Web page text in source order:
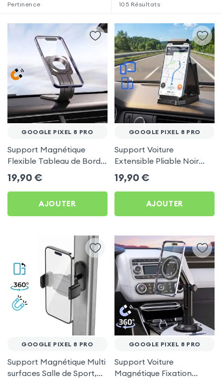
Pertinence 105 Résultats
GOOGLE PIXEL 8 PRO
Support Magnétique
Flexible Tableau de Bord
et Écran central pour
Google Pixel 8 Pro
19,90 €
AJOUTER
GOOGLE PIXEL 8 PRO
Support Voiture
Extensible Pliable Noir
Carbone pour Google
Pixel 8 Pro
19,90 €
AJOUTER
GOOGLE PIXEL 8 PRO
Support Magnétique Multi
surfaces Salle de Sport,
GOOGLE PIXEL 8 PRO
Support Voiture
Magnétique Fixation